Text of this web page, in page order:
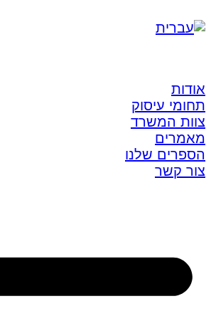
אודות
תחומי עיסוק
צוות המשרד
מאמרים
הספרים שלנו
צור קשר